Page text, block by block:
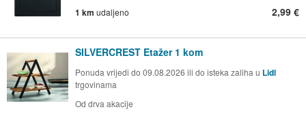
1 km udaljeno 2,99 €
SILVERCREST Etažer 1 kom
Ponuda vrijedi do 09.08.2026 ili do isteka zaliha u Lidl
trgovinama
Od drva akacije